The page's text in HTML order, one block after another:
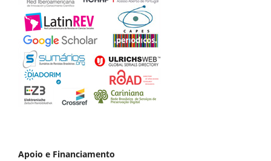
Apoio e Financiamento